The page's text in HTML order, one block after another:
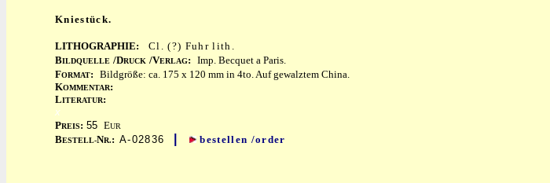
Kniestück.
LITHOGRAPHIE:
Cl. (?) Fuhr lith.
BILDQUELLE /DRUCK /VERLAG: Imp. Becquet a Paris.
FORMAT: Bildgröße: ca. 175 x 120 mm in 4to. Auf gewalztem China.
KOMMENTAR:
LITERATUR:
x
PREIS: 55 EUR
BESTELL-NR.: A-02836 | bestellen /order